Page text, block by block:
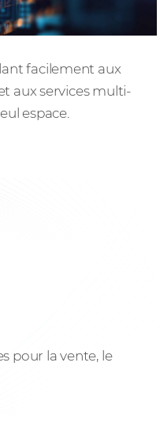
facilement aux
aux services multi-
espace.
pour la vente, le